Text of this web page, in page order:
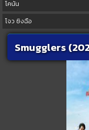
โคนัน
โจว ซิงฉือ
Smugglers